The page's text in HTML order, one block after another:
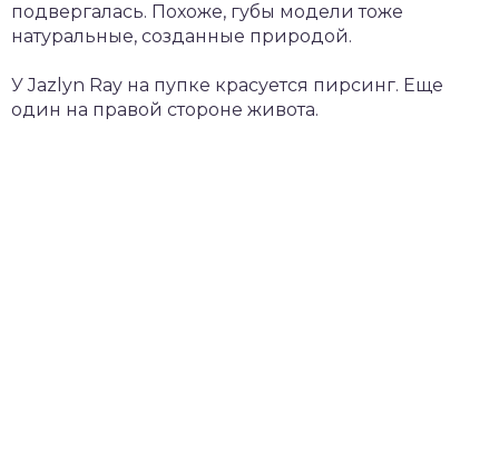
подвергалась. Похоже, губы модели тоже
натуральные, созданные природой.
У Jazlyn Ray на пупке красуется пирсинг. Еще
один на правой стороне живота.